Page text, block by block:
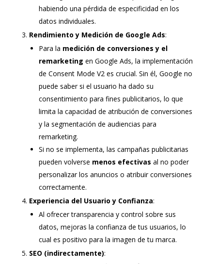
habiendo una pérdida de especificidad en los
datos individuales.
Rendimiento y Medición de Google Ads:
Para la medición de conversiones y el
remarketing en Google Ads, la implementación
de Consent Mode V2 es crucial. Sin él, Google no
puede saber si el usuario ha dado su
consentimiento para fines publicitarios, lo que
limita la capacidad de atribución de conversiones
y la segmentación de audiencias para
remarketing.
Si no se implementa, las campañas publicitarias
pueden volverse menos efectivas al no poder
personalizar los anuncios o atribuir conversiones
correctamente.
Experiencia del Usuario y Confianza:
Al ofrecer transparencia y control sobre sus
datos, mejoras la confianza de tus usuarios, lo
cual es positivo para la imagen de tu marca.
SEO (indirectamente):